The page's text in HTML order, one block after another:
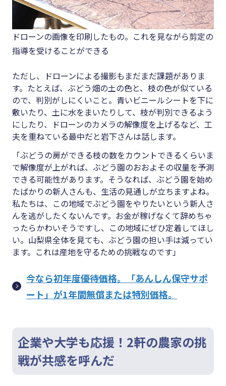
ドローンの画像を印刷したもの。これを見ながら剪定の
指導を受けることができる
ただし、ドローンによる撮影もまだまだ課題がありま
す。たとえば、ぶどう畑の土の色と、枝の色が似ている
ので、判別がしにくいこと。青いビニールシートを下に
敷いたり、土に水をまいたりして、枝が判別できるよう
にしたり、ドローンのカメラの解像度を上げるなど、工
夫を重ねている最中だと岩下さんは話します。
「ぶどうの房ができる枝の数をカウントできるくらいま
で解像度が上がれば、ぶどう園のおおよその収量を予測
できる可能性があります。そうなれば、ぶどう園を始め
たばかりの新人さんも、生活の見通しが立ちますよね。
私たちは、この地域でぶどう園をやりたいという新人さ
んを逃がしたくないんです。お金が稼げなくて辞めちゃ
ったらかわいそうですし、この地域にぜひ定着してほし
い。山梨県全体を見ても、ぶどう園の担い手は減ってい
ます。これは産地を守るための挑戦なのです」
今なら初年度優待価格。「あんしん保守サポ
ート」が1年間無償または特別価格。
企業や大学も応援！2軒の農家の挑
戦が共感を呼んだ